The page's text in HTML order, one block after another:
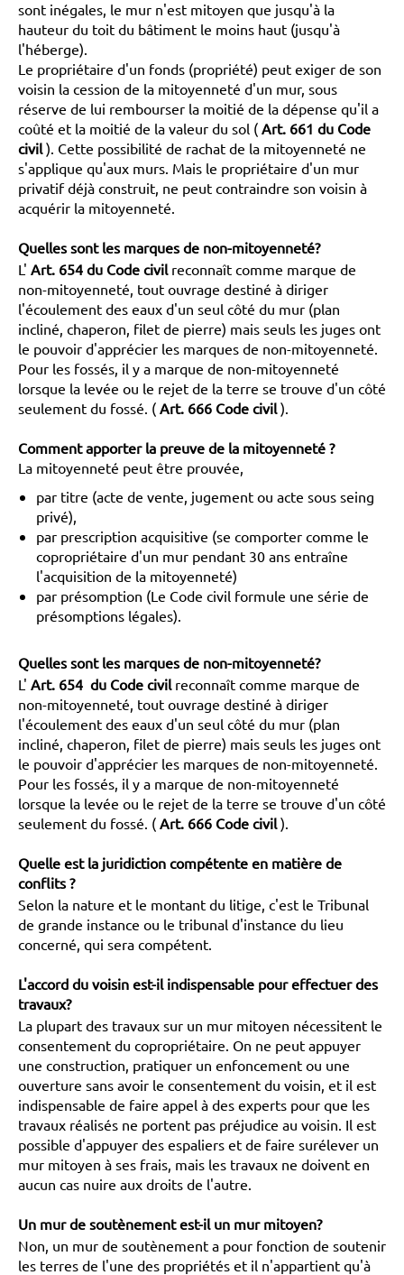
sont inégales, le mur n'est mitoyen que jusqu'à la
hauteur du toit du bâtiment le moins haut (jusqu'à
l'héberge).
Le propriétaire d'un fonds (propriété) peut exiger de son
voisin la cession de la mitoyenneté d'un mur, sous
réserve de lui rembourser la moitié de la dépense qu'il a
coûté et la moitié de la valeur du sol ( Art. 661 du Code
civil). Cette possibilité de rachat de la mitoyenneté ne
s'applique qu'aux murs. Mais le propriétaire d'un mur
privatif déjà construit, ne peut contraindre son voisin à
acquérir la mitoyenneté.
Quelles sont les marques de non-mitoyenneté?
L' Art. 654 du Code civilreconnaît comme marque de
non-mitoyenneté, tout ouvrage destiné à diriger
l'écoulement des eaux d'un seul côté du mur (plan
incliné, chaperon, filet de pierre) mais seuls les juges ont
le pouvoir d'apprécier les marques de non-mitoyenneté.
Pour les fossés, il y a marque de non-mitoyenneté
lorsque la levée ou le rejet de la terre se trouve d'un côté
seulement du fossé. ( Art. 666 Code civil).
Comment apporter la preuve de la mitoyenneté ?
La mitoyenneté peut être prouvée,
par titre (acte de vente, jugement ou acte sous seing
privé),
par prescription acquisitive (se comporter comme le
copropriétaire d'un mur pendant 30 ans entraîne
l'acquisition de la mitoyenneté)
par présomption (Le Code civil formule une série de
présomptions légales).
Quelles sont les marques de non-mitoyenneté?
L' Art. 654 du Code civilreconnaît comme marque de
non-mitoyenneté, tout ouvrage destiné à diriger
l'écoulement des eaux d'un seul côté du mur (plan
incliné, chaperon, filet de pierre) mais seuls les juges ont
le pouvoir d'apprécier les marques de non-mitoyenneté.
Pour les fossés, il y a marque de non-mitoyenneté
lorsque la levée ou le rejet de la terre se trouve d'un côté
seulement du fossé. ( Art. 666 Code civil).
Quelle est la juridiction compétente en matière de
conflits ?
Selon la nature et le montant du litige, c'est le Tribunal
de grande instance ou le tribunal d'instance du lieu
concerné, qui sera compétent.
L'accord du voisin est-il indispensable pour effectuer des
travaux?
La plupart des travaux sur un mur mitoyen nécessitent le
consentement du copropriétaire. On ne peut appuyer
une construction, pratiquer un enfoncement ou une
ouverture sans avoir le consentement du voisin, et il est
indispensable de faire appel à des experts pour que les
travaux réalisés ne portent pas préjudice au voisin. Il est
possible d'appuyer des espaliers et de faire surélever un
mur mitoyen à ses frais, mais les travaux ne doivent en
aucun cas nuire aux droits de l'autre.
Un mur de soutènement est-il un mur mitoyen?
Non, un mur de soutènement a pour fonction de soutenir
les terres de l'une des propriétés et il n'appartient qu'à